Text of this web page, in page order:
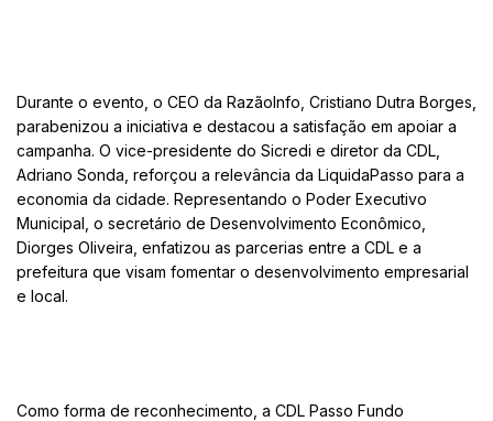
Durante o evento, o CEO da RazãoInfo, Cristiano Dutra Borges,
parabenizou a iniciativa e destacou a satisfação em apoiar a
campanha. O vice-presidente do Sicredi e diretor da CDL,
Adriano Sonda, reforçou a relevância da LiquidaPasso para a
economia da cidade. Representando o Poder Executivo
Municipal, o secretário de Desenvolvimento Econômico,
Diorges Oliveira, enfatizou as parcerias entre a CDL e a
prefeitura que visam fomentar o desenvolvimento empresarial
e local.
Como forma de reconhecimento, a CDL Passo Fundo